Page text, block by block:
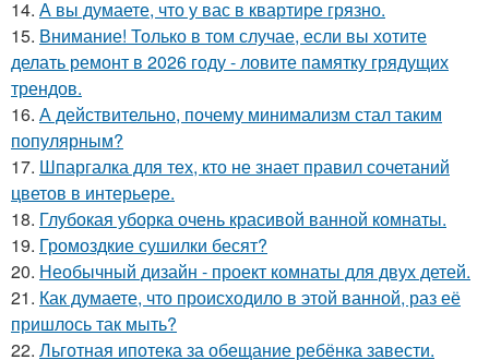
14. А вы думаете, что у вас в квартире грязно.
15. Внимание! Только в том случае, если вы хотите
делать ремонт в 2026 году - ловите памятку грядущих
трендов.
16. А действительно, почему минимализм стал таким
популярным?
17. Шпаргалка для тех, кто не знает правил сочетаний
цветов в интерьере.
18. Глубокая уборка очень красивой ванной комнаты.
19. Громоздкие сушилки бесят?
20. Необычный дизайн - проект комнаты для двух детей.
21. Как думаете, что происходило в этой ванной, раз её
пришлось так мыть?
22. Льготная ипотека за обещание ребёнка завести.